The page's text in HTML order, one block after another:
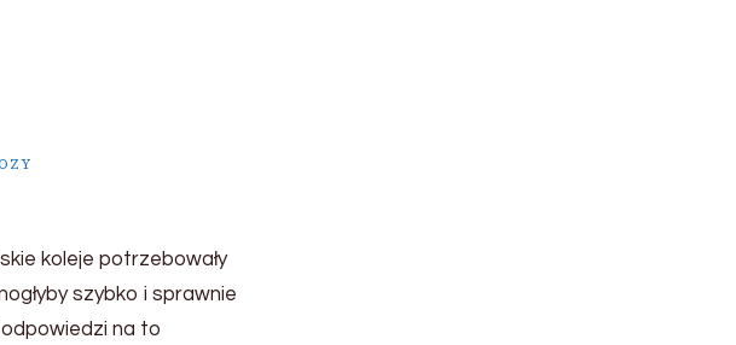
koleje potrzebowały
szybko i sprawnie
na to